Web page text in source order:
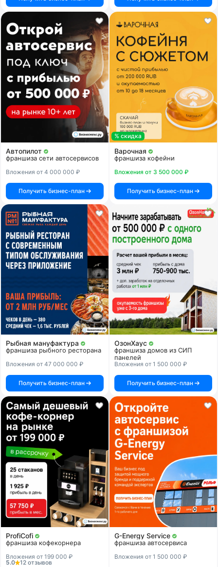
Автопилот
франшиза сети автосервисов
Вложения от 4 000 000 ₽
Получить бизнес-план
% скидка
Варочная
франшиза кофейни
Вложения от 3 500 000 ₽
Получить бизнес-план
Рыбная мануфактура
франшиза рыбного ресторана
Вложения от 47 000 000 ₽
Получить бизнес-план
ОзонХаус
франшиза домов из СИП
панелей
Вложения от 1 500 000 ₽
Получить бизнес-план
ProfiCofi
франшиза кофекорнера
Вложения от 199 000 ₽
5.0
12 отзывов
G-Energy Service
франшиза автосервиса
Вложения от 1 500 000 ₽